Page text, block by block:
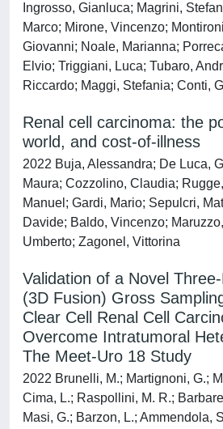
Ingrosso, Gianluca; Magrini,
Marco; Mirone, Vincenzo;
Giovanni; Noale, Marianna;
Elvio; Triggiani, Luca; Tubaro,
Riccardo; Maggi, Stefania; Conti,
Renal cell carcinoma: the
world, and cost-of-illness
2022 Buja, Alessandra; De Luca,
Maura; Cozzolino, Claudia;
Manuel; Gardi, Mario; Sepulcri,
Davide; Baldo, Vincenzo;
Umberto; Zagonel, Vittorina
Validation of a Novel
(3D Fusion) Gross
Clear Cell Renal Cell
Overcome Intratumoral
The Meet-Uro 18 Study
2022 Brunelli, M.; Martignoni, G.;
Cima, L.; Raspollini, M. R.;
Masi, G.; Barzon, L.; Ammendola,